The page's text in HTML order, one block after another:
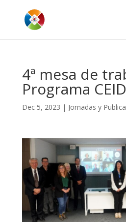
4ª mesa de
Programa
Dec 5, 2023 | Jornadas y